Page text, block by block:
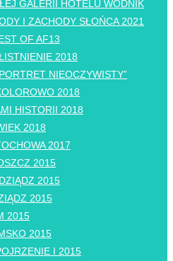
GALERII HOTELU WODNIK
I ZACHODY SŁOŃCA 2021
OF AF13
2018
NIEOCZYWISTY”
2018
HISTORII 2018
2018
2017
2015
2015
2015
2015
2015
I 2015